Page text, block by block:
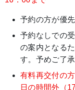
予約の方が優
予約なしでの
の案内となる
す。予めご了承
有料再交付の
日の時間外（